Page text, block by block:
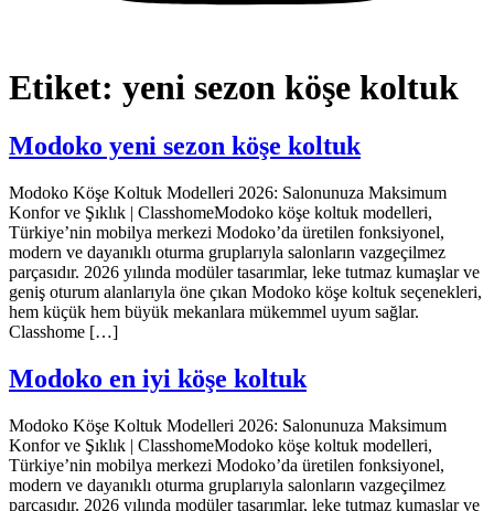
Etiket: yeni sezon köşe koltuk
Modoko yeni sezon köşe koltuk
Modoko Köşe Koltuk Modelleri 2026: Salonunuza Maksimum
Konfor ve Şıklık | ClasshomeModoko köşe koltuk modelleri,
Türkiye’nin mobilya merkezi Modoko’da üretilen fonksiyonel,
modern ve dayanıklı oturma gruplarıyla salonların vazgeçilmez
parçasıdır. 2026 yılında modüler tasarımlar, leke tutmaz kumaşlar ve
geniş oturum alanlarıyla öne çıkan Modoko köşe koltuk seçenekleri,
hem küçük hem büyük mekanlara mükemmel uyum sağlar.
Classhome […]
Modoko en iyi köşe koltuk
Modoko Köşe Koltuk Modelleri 2026: Salonunuza Maksimum
Konfor ve Şıklık | ClasshomeModoko köşe koltuk modelleri,
Türkiye’nin mobilya merkezi Modoko’da üretilen fonksiyonel,
modern ve dayanıklı oturma gruplarıyla salonların vazgeçilmez
parçasıdır. 2026 yılında modüler tasarımlar, leke tutmaz kumaşlar ve